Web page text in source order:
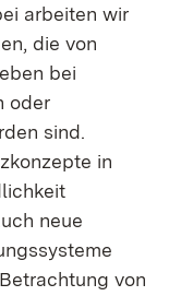
arbeiten wir
die von
bei
oder
sind.
in
neue
von